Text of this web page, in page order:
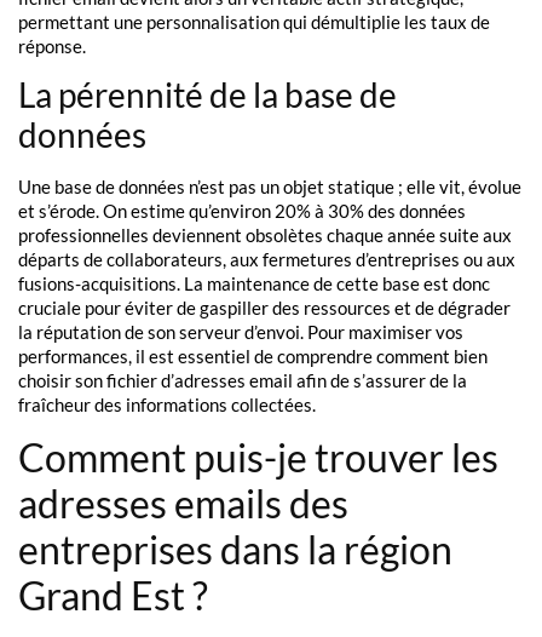
permettant une personnalisation qui démultiplie les taux de
réponse.
La pérennité de la base de
données
Une base de données n’est pas un objet statique ; elle vit, évolue
et s’érode. On estime qu’environ 20% à 30% des données
professionnelles deviennent obsolètes chaque année suite aux
départs de collaborateurs, aux fermetures d’entreprises ou aux
fusions-acquisitions. La maintenance de cette base est donc
cruciale pour éviter de gaspiller des ressources et de dégrader
la réputation de son serveur d’envoi. Pour maximiser vos
performances, il est essentiel de comprendre comment bien
choisir son fichier d’adresses email afin de s’assurer de la
fraîcheur des informations collectées.
Comment puis-je trouver les
adresses emails des
entreprises dans la région
Grand Est ?